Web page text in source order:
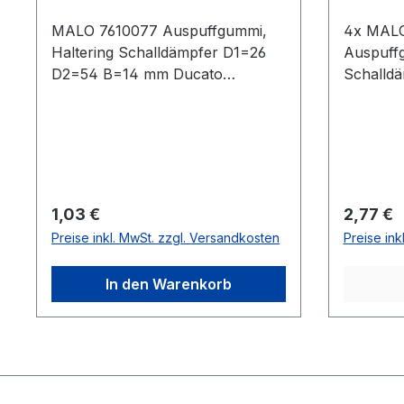
MALO 7610077 Auspuffgummi,
Haltering Schalldämpfer D1=26
D2=54 B=14 mm Ducato
Gegebenenfalls können Sie uns
gerne kontaktieren und
wir finden Ihnen passende Iveco
Teile anhand der
Fahrgestellnummer.
Regulärer Preis:
1,03 €
Preise inkl. MwSt. zzgl. Versandkosten
In den Warenkorb
4x
prüfen.
Sie uns
wir
2,77 €
Preise